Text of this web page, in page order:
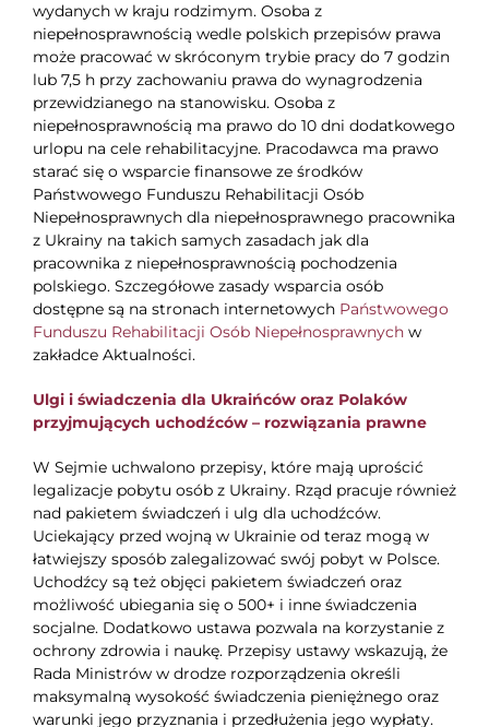
wydanych w kraju rodzimym. Osoba z
niepełnosprawnością wedle polskich przepisów prawa
może pracować w skróconym trybie pracy do 7 godzin
lub 7,5 h przy zachowaniu prawa do wynagrodzenia
przewidzianego na stanowisku. Osoba z
niepełnosprawnością ma prawo do 10 dni dodatkowego
urlopu na cele rehabilitacyjne. Pracodawca ma prawo
starać się o wsparcie finansowe ze środków
Państwowego Funduszu Rehabilitacji Osób
Niepełnosprawnych dla niepełnosprawnego pracownika
z Ukrainy na takich samych zasadach jak dla
pracownika z niepełnosprawnością pochodzenia
polskiego. Szczegółowe zasady wsparcia osób
dostępne są na stronach internetowych Państwowego
Funduszu Rehabilitacji Osób Niepełnosprawnychw
zakładce Aktualności.
Ulgi i świadczenia dla Ukraińców oraz Polaków
przyjmujących uchodźców – rozwiązania prawne
W Sejmie uchwalono przepisy, które mają uprościć
legalizacje pobytu osób z Ukrainy. Rząd pracuje również
nad pakietem świadczeń i ulg dla uchodźców.
Uciekający przed wojną w Ukrainie od teraz mogą w
łatwiejszy sposób zalegalizować swój pobyt w Polsce.
Uchodźcy są też objęci pakietem świadczeń oraz
możliwość ubiegania się o 500+ i inne świadczenia
socjalne. Dodatkowo ustawa pozwala na korzystanie z
ochrony zdrowia i naukę. Przepisy ustawy wskazują, że
Rada Ministrów w drodze rozporządzenia określi
maksymalną wysokość świadczenia pieniężnego oraz
warunki jego przyznania i przedłużenia jego wypłaty.